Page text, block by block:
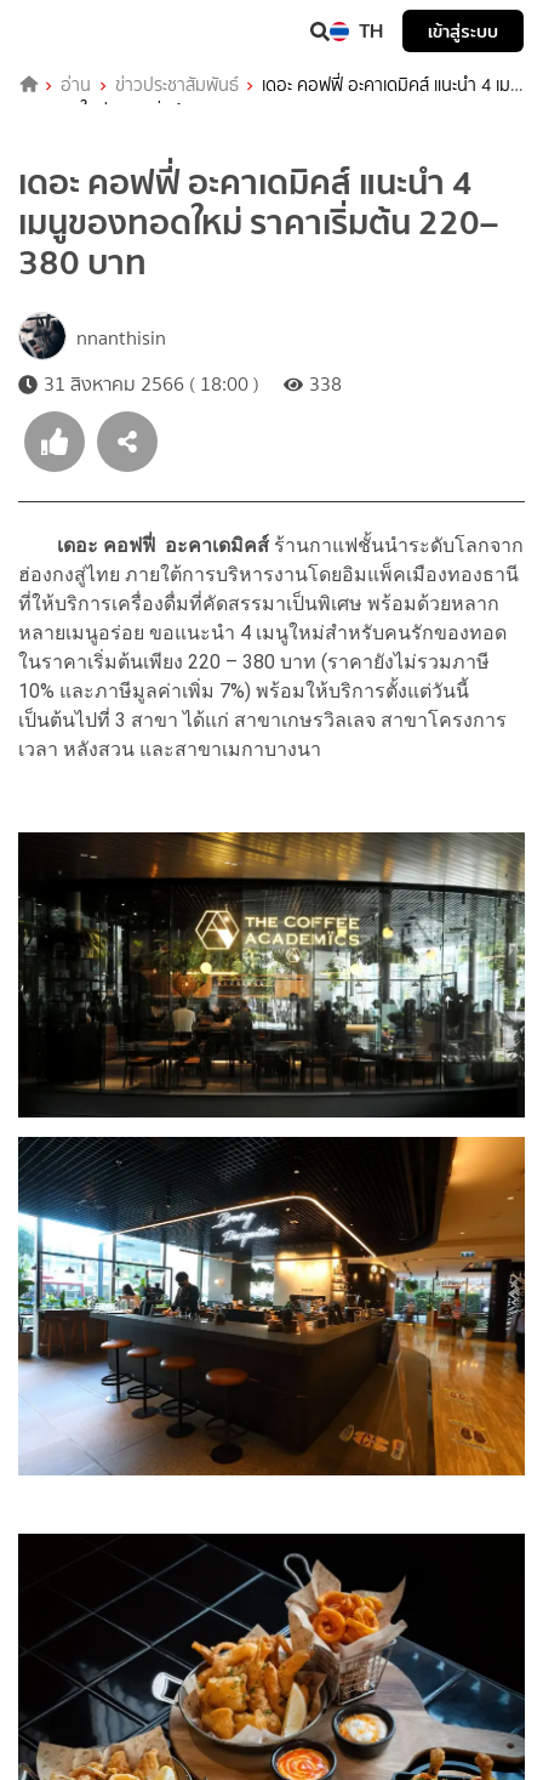
TH เข้าสู่ระบบ
อ่าน ข่าวประชาสัมพันธ์
เดอะ คอฟฟี่ อะคาเดมิคส์ แนะนำ 4 เมนู
ของทอดใหม่ ราคาเริ่มต้น 220–380 บาท
เดอะ คอฟฟี่ อะคาเดมิคส์ แนะนำ 4
เมนูของทอดใหม่ ราคาเริ่มต้น 220–
380 บาท
nnanthisin
31 สิงหาคม 2566 ( 18:00 )
338
เดอะ คอฟฟี่ อะคาเดมิคส์ ร้านกาแฟชั้นนำระดับโลกจาก
ฮ่องกงสู่ไทย ภายใต้การบริหารงานโดยอิมแพ็คเมืองทองธานี
ที่ให้บริการเครื่องดื่มที่คัดสรรมาเป็นพิเศษ พร้อมด้วยหลาก
หลายเมนูอร่อย ขอแนะนำ 4 เมนูใหม่สำหรับคนรักของทอด
ในราคาเริ่มต้นเพียง 220 – 380 บาท (ราคายังไม่รวมภาษี
10% และภาษีมูลค่าเพิ่ม 7%) พร้อมให้บริการตั้งแต่วันนี้
เป็นต้นไปที่ 3 สาขา ได้แก่ สาขาเกษรวิลเลจ สาขาโครงการ
เวลา หลังสวน และสาขาเมกาบางนา